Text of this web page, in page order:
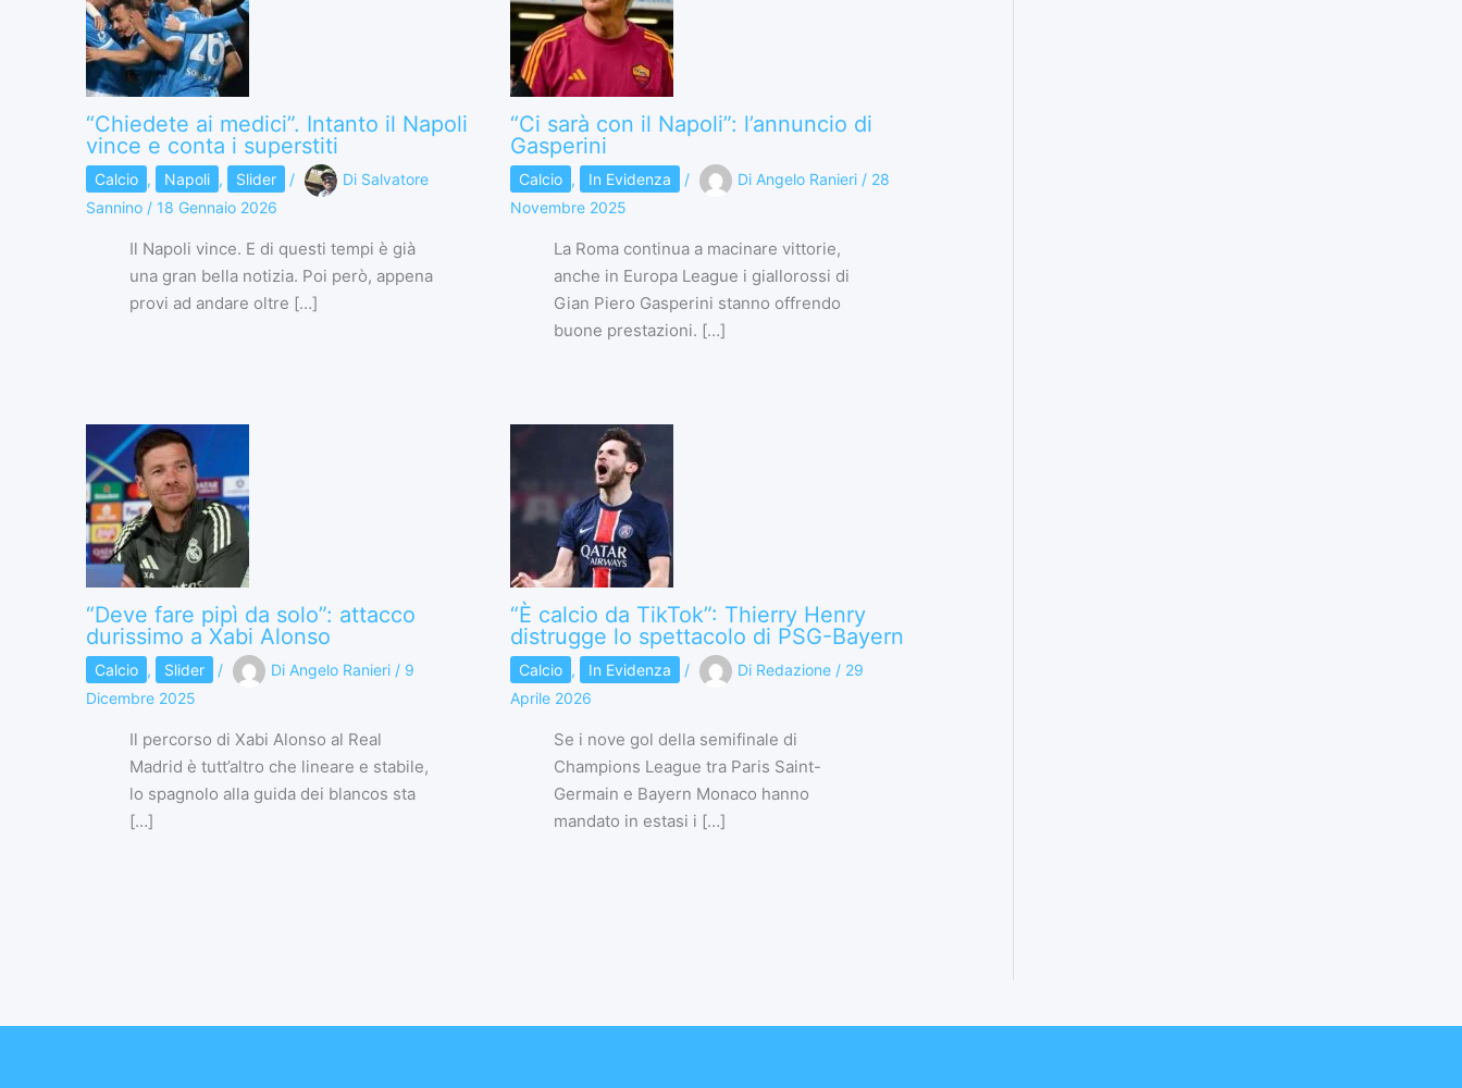
“Chiedete ai medici”. Intanto il Napoli
vince e conta i superstiti
Calcio , Napoli , Slider / Di Salvatore
Sannino / 18 Gennaio 2026
Il Napoli vince. E di questi tempi è già
una gran bella notizia. Poi però, appena
provi ad andare oltre […]
“Ci sarà con il Napoli”: l’annuncio di
Gasperini
Calcio , In Evidenza / Di Angelo Ranieri / 28
Novembre 2025
La Roma continua a macinare vittorie,
anche in Europa League i giallorossi di
Gian Piero Gasperini stanno offrendo
buone prestazioni. […]
“Deve fare pipì da solo”: attacco
durissimo a Xabi Alonso
Calcio , Slider / Di Angelo Ranieri / 9
Dicembre 2025
Il percorso di Xabi Alonso al Real
Madrid è tutt’altro che lineare e stabile,
lo spagnolo alla guida dei blancos sta
[…]
“È calcio da TikTok”: Thierry Henry
distrugge lo spettacolo di PSG-Bayern
Calcio , In Evidenza / Di Redazione / 29
Aprile 2026
Se i nove gol della semifinale di
Champions League tra Paris Saint-
Germain e Bayern Monaco hanno
mandato in estasi i […]